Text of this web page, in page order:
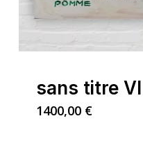
sans titre VI
1400,00 €